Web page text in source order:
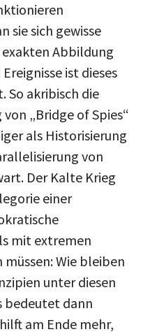
sie sich gewisse
Abbildung
ist dieses
So akribisch die
„Bridge of Spies“
als Historisierung
von
Der Kalte Krieg
einer
mit extremen
Wie bleiben
unter diesen
bedeutet dann
am Ende mehr,